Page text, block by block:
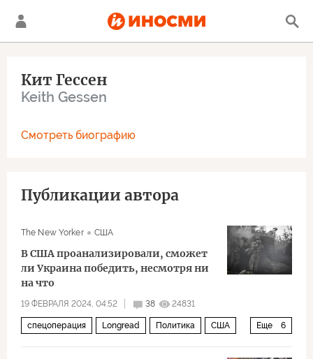
Кит Гессен
Keith Gessen
Смотреть биографию
Публикации автора
The New Yorker США
В США проанализировали, сможет
ли Украина победить, несмотря ни
на что
19 ФЕВРАЛЯ 2024, 04:52 38 24831
Еще 6
спецоперация Longread Политика США